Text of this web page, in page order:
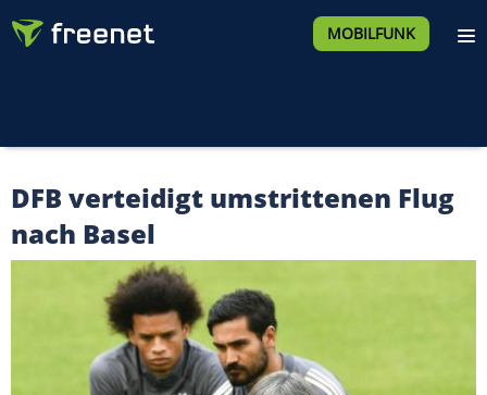
MOBILFUNK
DFB verteidigt umstrittenen Flug
nach Basel